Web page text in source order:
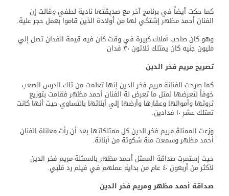
كما حكت أيضاً في برنامج آخر مع صديقتها نادية لطفي وقالت إن
الفنان أحمد مظهر إشتكي لها من أولادة الذين قاموا بعمل حجر علية.
وهو كان صاحب أملاك كبيرة في وقت كان فيه قيمة الفدان تصل إلي
مليون جنيه كان يمتلك ثلاثون ٣٠ فدان
تصريح مريم فخر الدين
كما صرحت الفنانة مريم فخر الدين إنها تعلمت من تلك الدرس الصعب
خوفاً لتعرضها لمثل ما تعرض لة الفنان أحمد مظهر فقامت بتوزيع
ثروتها وأموالها وعقارها وأرضها إلي أبنائها بالتساوي حيث أنها كانت
تمتلك عشر ١٠ فدادين.
وزعت الممثلة مريم فخر الدين كل ممتلكاتها بعد أن رأت معاناة الفنان
أحمد مظهر وسمعت منة شكوتة من أبنائة.
حيث إستمرت صداقة الممثل أحمد مظهر بالممثلة مريم فخر الدين
لأكثر من أربعون ٤٠ عام من بداية عملهم في فيلم رد قلبي.
صداقة أحمد مظهر ومريم فخر الدين